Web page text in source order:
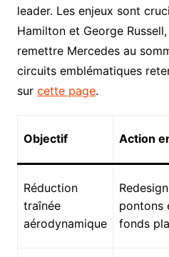
leader. Les enjeux sont
Hamilton et George
remettre Mercedes au
circuits emblématiques
sur cette page.
Objectif Action
Réduction
traînée
aérodynamique
pontons
fonds